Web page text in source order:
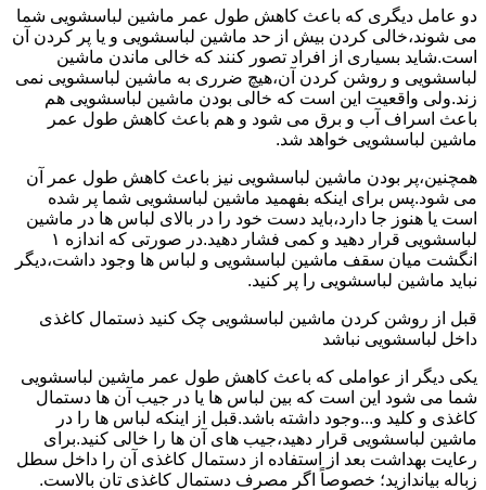
دو عامل دیگری که باعث کاهش طول عمر ماشین لباسشویی شما
می شوند،خالی کردن بیش از حد ماشین لباسشویی و یا پر کردن آن
است.شاید بسیاری از افراد تصور کنند که خالی ماندن ماشین
لباسشویی و روشن کردن آن،هیچ ضرری به ماشین لباسشویی نمی
زند.ولی واقعیت این است که خالی بودن ماشین لباسشویی هم
باعث اسراف آب و برق می شود و هم باعث کاهش طول عمر
ماشین لباسشویی خواهد شد.
همچنین،پر بودن ماشین لباسشویی نیز باعث کاهش طول عمر آن
می شود.پس برای اینکه بفهمید ماشین لباسشویی شما پر شده
است یا هنوز جا دارد،باید دست خود را در بالای لباس ها در ماشین
لباسشویی قرار دهید و کمی فشار دهید.در صورتی که اندازه ۱
انگشت میان سقف ماشین لباسشویی و لباس ها وجود داشت،دیگر
نباید ماشین لباسشویی را پر کنید.
قبل از روشن کردن ماشین لباسشویی چک کنید ذستمال کاغذی
داخل لباسشویی نباشد
یکی دیگر از عواملی که باعث کاهش طول عمر ماشین لباسشویی
شما می شود این است که بین لباس ها یا در جیب آن ها دستمال
کاغذی و کلید و...وجود داشته باشد.قبل از اینکه لباس ها را در
ماشین لباسشویی قرار دهید،جیب های آن ها را خالی کنید.برای
رعایت بهداشت بعد از استفاده از دستمال کاغذی آن را داخل سطل
زباله بیاندازید؛ خصوصاً اگر مصرف دستمال کاغذی تان بالاست.